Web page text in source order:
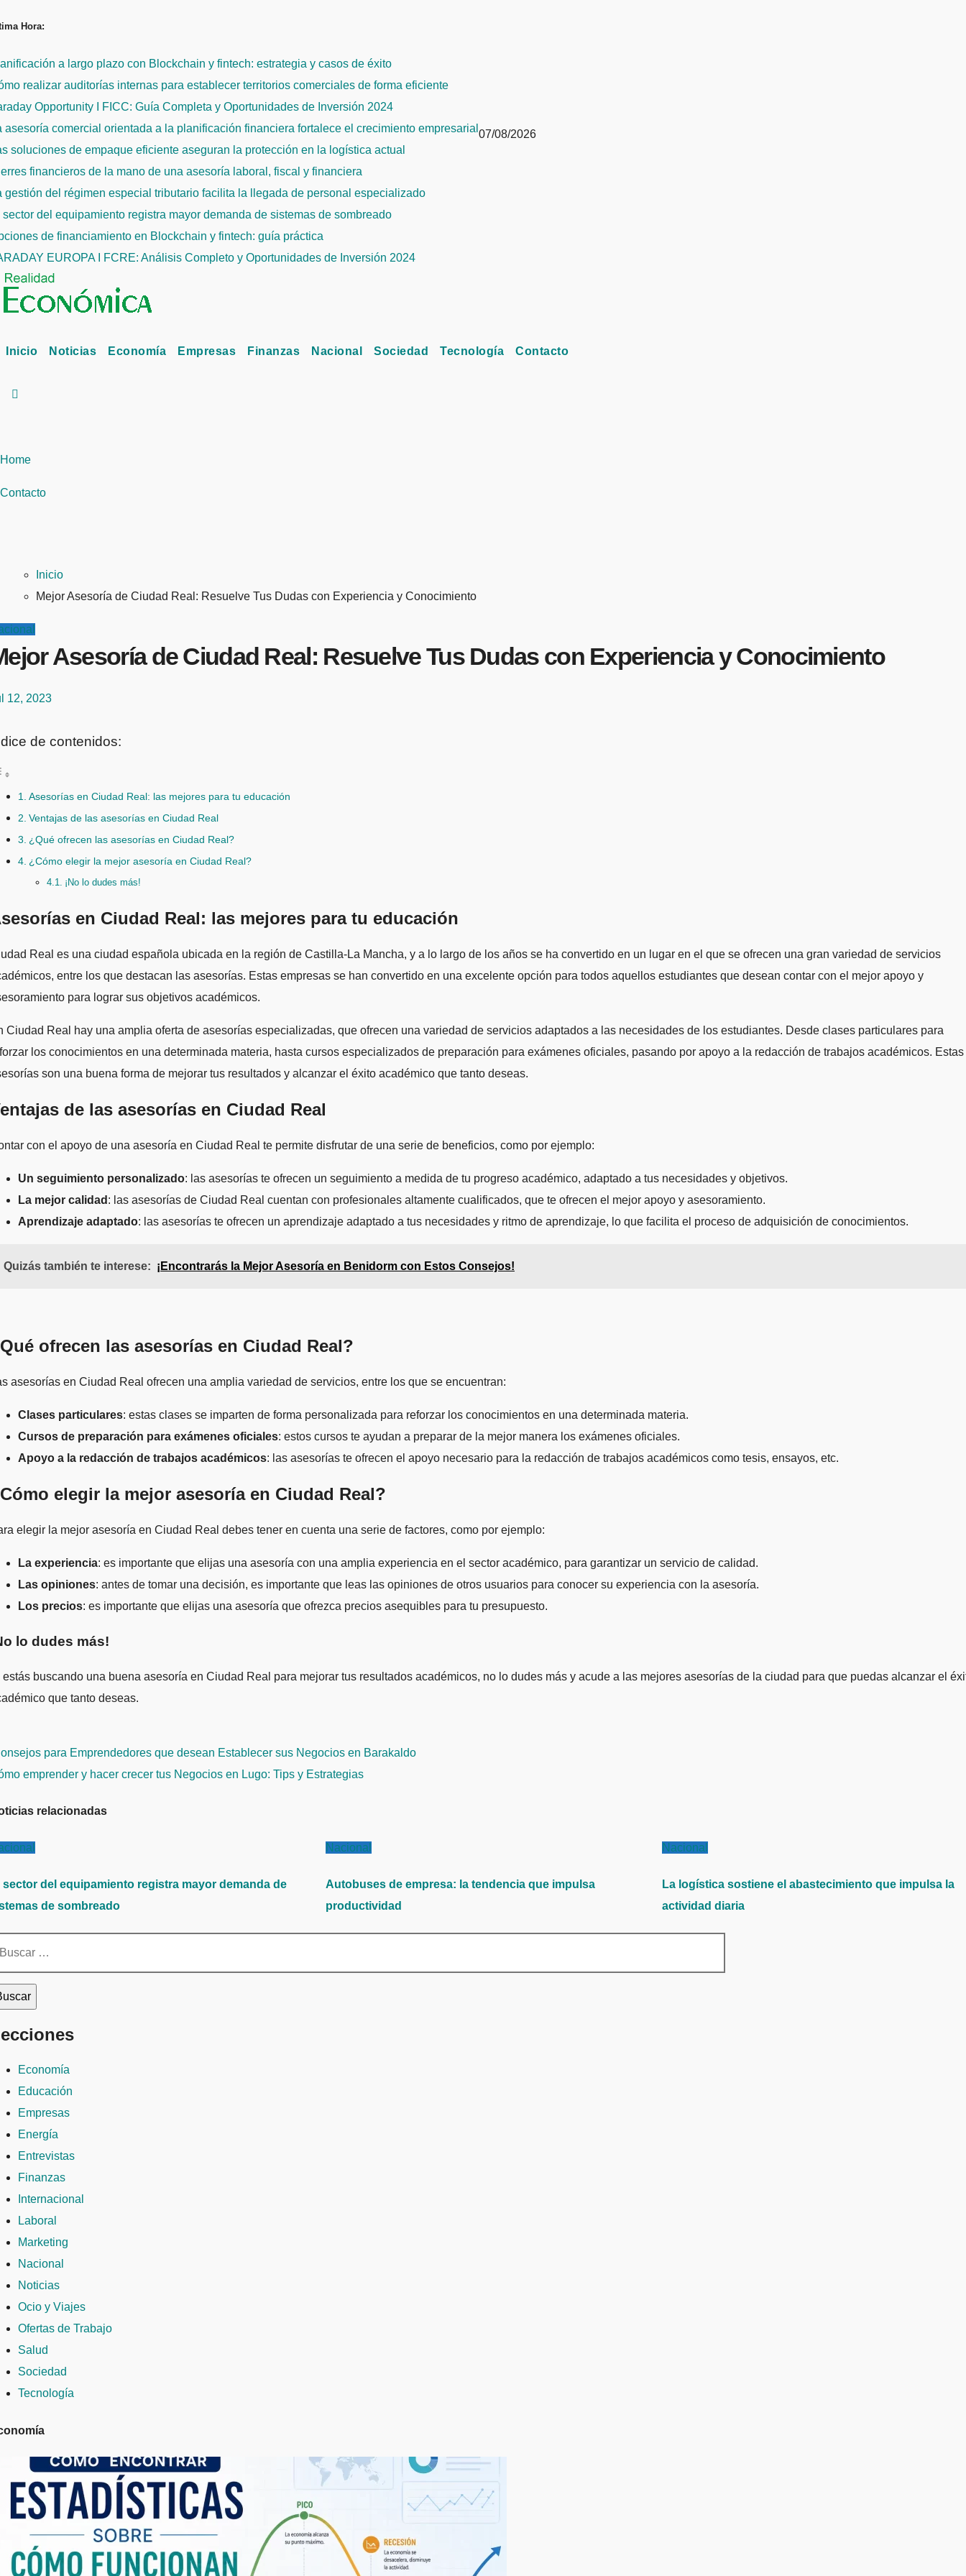
al
Hora:
a largo plazo con Blockchain y fintech: estrategia y casos de éxito
realizar auditorías internas para establecer territorios comerciales de forma eficiente
Opportunity I FICC: Guía Completa y Oportunidades de Inversión 2024
asesoría comercial orientada a la planificación financiera fortalece el crecimiento empresarial
soluciones de empaque eficiente aseguran la protección en la logística actual
financieros de la mano de una asesoría laboral, fiscal y financiera
gestión del régimen especial tributario facilita la llegada de personal especializado
sector del equipamiento registra mayor demanda de sistemas de sombreado
de financiamiento en Blockchain y fintech: guía práctica
EUROPA I FCRE: Análisis Completo y Oportunidades de Inversión 2024
07/08/2026
Inicio Noticias Economía Empresas Finanzas Nacional Sociedad Tecnología Contacto
Home
Contacto
Inicio
Mejor Asesoría de Ciudad Real: Resuelve Tus Dudas con Experiencia y Conocimiento
Asesoría de Ciudad Real: Resuelve Tus Dudas con Experiencia y Conocimiento
12, 2023
de contenidos:
Asesorías en Ciudad Real: las mejores para tu educación
Ventajas de las asesorías en Ciudad Real
¿Qué ofrecen las asesorías en Ciudad Real?
¿Cómo elegir la mejor asesoría en Ciudad Real?
¡No lo dudes más!
en Ciudad Real: las mejores para tu educación
entre los que destacan las asesorías. Estas empresas se han convertido en una excelente opción para todos aquellos estudiantes que desean contar con el mejor apoyo y
para lograr sus objetivos académicos.
Ciudad Real hay una amplia oferta de asesorías especializadas, que ofrecen una variedad de servicios adaptados a las necesidades de los estudiantes. Desde clases particulares para
los conocimientos en una determinada materia, hasta cursos especializados de preparación para exámenes oficiales, pasando por apoyo a la redacción de trabajos académicos. Estas
son una buena forma de mejorar tus resultados y alcanzar el éxito académico que tanto deseas.
de las asesorías en Ciudad Real
con el apoyo de una asesoría en Ciudad Real te permite disfrutar de una serie de beneficios, como por ejemplo:
Un seguimiento personalizado: las asesorías te ofrecen un seguimiento a medida de tu progreso académico, adaptado a tus necesidades y objetivos.
La mejor calidad : las asesorías de Ciudad Real cuentan con profesionales altamente cualificados, que te ofrecen el mejor apoyo y asesoramiento.
Aprendizaje adaptado: las asesorías te ofrecen un aprendizaje adaptado a tus necesidades y ritmo de aprendizaje, lo que facilita el proceso de adquisición de conocimientos.
Quizás también te interese: ¡Encontrarás la Mejor Asesoría en Benidorm con Estos Consejos!
ofrecen las asesorías en Ciudad Real?
asesorías en Ciudad Real ofrecen una amplia variedad de servicios, entre los que se encuentran:
Clases particulares: estas clases se imparten de forma personalizada para reforzar los conocimientos en una determinada materia.
Cursos de preparación para exámenes oficiales: estos cursos te ayudan a preparar de la mejor manera los exámenes oficiales.
Apoyo a la redacción de trabajos académicos: las asesorías te ofrecen el apoyo necesario para la redacción de trabajos académicos como tesis, ensayos, etc.
elegir la mejor asesoría en Ciudad Real?
elegir la mejor asesoría en Ciudad Real debes tener en cuenta una serie de factores, como por ejemplo:
La experiencia: es importante que elijas una asesoría con una amplia experiencia en el sector académico, para garantizar un servicio de calidad.
Las opiniones: antes de tomar una decisión, es importante que leas las opiniones de otros usuarios para conocer su experiencia con la asesoría.
Los precios: es importante que elijas una asesoría que ofrezca precios asequibles para tu presupuesto.
lo dudes más!
estás buscando una buena asesoría en Ciudad Real para mejorar tus resultados académicos, no lo dudes más y acude a las mejores asesorías de la ciudad para que puedas alcanzar el
que tanto deseas.
para Emprendedores que desean Establecer sus Negocios en Barakaldo
emprender y hacer crecer tus Negocios en Lugo: Tips y Estrategias
relacionadas
sector del equipamiento registra mayor demanda de
de sombreado
Nacional
Autobuses de empresa: la tendencia que impulsa
productividad
Nacional
La logística sostiene el abastecimiento que impulsa la
actividad diaria
Economía
Educación
Empresas
Energía
Entrevistas
Finanzas
Internacional
Laboral
Marketing
Nacional
Noticias
Ocio y Viajes
Ofertas de Trabajo
Salud
Sociedad
Tecnología